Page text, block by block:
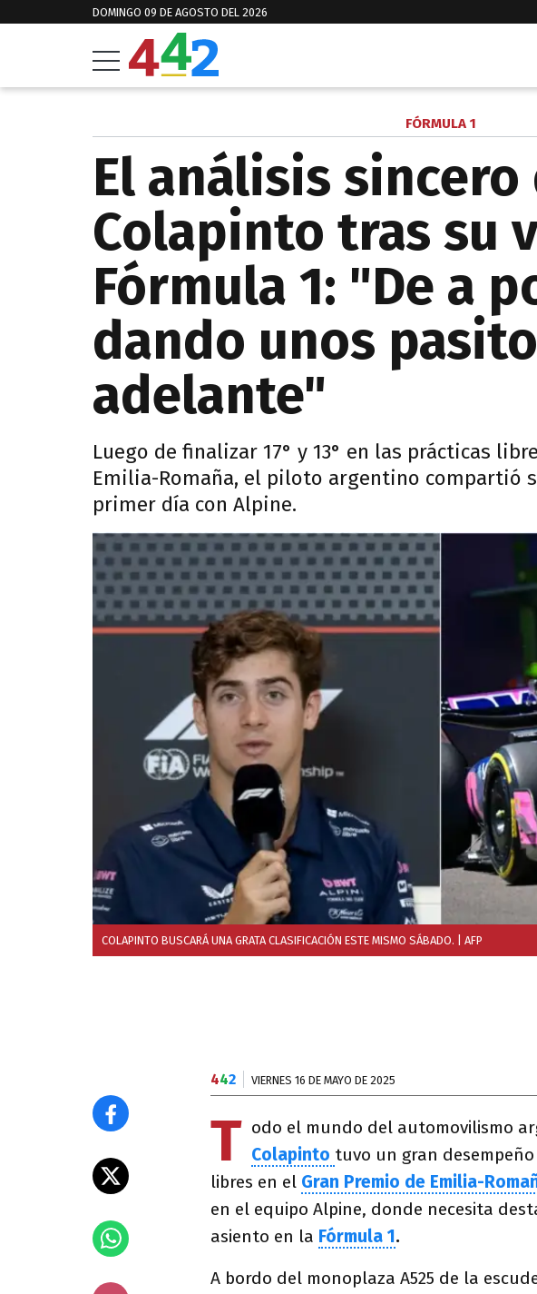
DOMINGO 09 DE AGOSTO DEL 2026
FÓRMULA 1
El análisis sincero
Colapinto tras su
Fórmula 1: "De a
dando unos
adelante"
Luego de finalizar 17° y 13° en las prácticas
Emilia-Romaña, el piloto argentino compartió
primer día con Alpine.
COLAPINTO BUSCARÁ UNA GRATA CLASIFICACIÓN ESTE MISMO SÁBADO. | AFP
442 VIERNES 16 DE MAYO DE 2025
T odo el mundo del automovilismo
Colapinto tuvo un gran
libres en el Gran Premio de Emilia-
en el equipo Alpine, donde necesita
asiento en la Fórmula 1.
A bordo del monoplaza A525 de la